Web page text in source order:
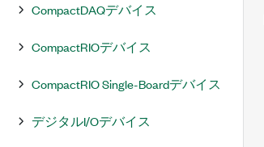
CompactDAQデバイス
CompactRIOデバイス
CompactRIO Single-Boardデバイス
デジタルI/Oデバイス